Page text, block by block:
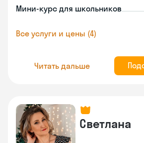
Мини-курс для школьников
Все услуги и цены (4)
Читать дальше
Светлана